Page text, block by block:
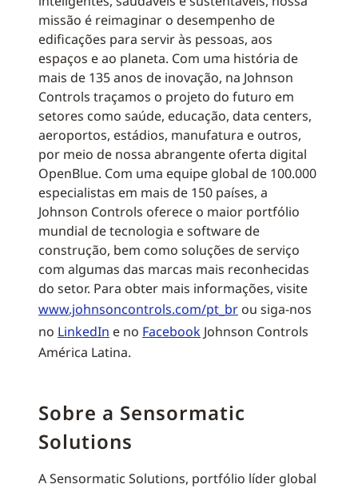
missão é reimaginar o desempenho de
edificações para servir às pessoas, aos
espaços e ao planeta. Com uma história de
mais de 135 anos de inovação, na Johnson
Controls traçamos o projeto do futuro em
setores como saúde, educação, data centers,
aeroportos, estádios, manufatura e outros,
por meio de nossa abrangente oferta digital
OpenBlue. Com uma equipe global de 100.000
especialistas em mais de 150 países, a
Johnson Controls oferece o maior portfólio
mundial de tecnologia e software de
construção, bem como soluções de serviço
com algumas das marcas mais reconhecidas
do setor. Para obter mais informações, visite
www.johnsoncontrols.com/pt_br ou siga-nos
no LinkedIn e no Facebook Johnson Controls
América Latina.
Sobre a Sensormatic
Solutions
A Sensormatic Solutions, portfólio líder global